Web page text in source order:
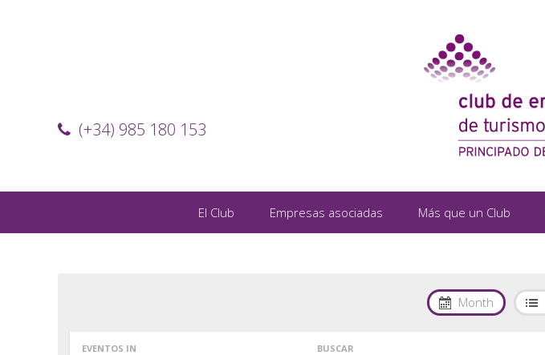
(+34) 985 180 153
El Club Empresas asociadas Más que un Club
Month
EVENTOS IN BUSCAR